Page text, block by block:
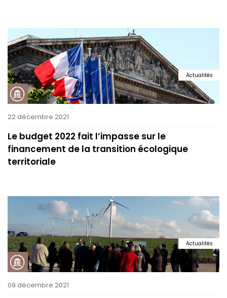
Actualités
22 décembre 2021
Le budget 2022 fait l’impasse sur le
financement de la transition écologique
territoriale
Actualités
09 décembre 2021